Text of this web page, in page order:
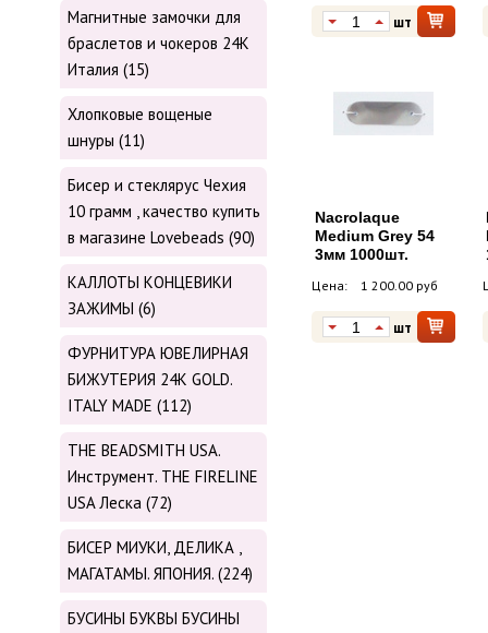
Магнитные замочки для
браслетов и чокеров 24К
Италия (15)
Хлопковые вощеные
шнуры (11)
Бисер и стеклярус Чехия
10 грамм , качество купить
в магазине Lovebeads (90)
КАЛЛОТЫ КОНЦЕВИКИ
ЗАЖИМЫ (6)
ФУРНИТУРА ЮВЕЛИРНАЯ
БИЖУТЕРИЯ 24К GOLD.
ITALY MADE (112)
THE BEADSMITH USA.
Инструмент. THE FIRELINE
USA Леска (72)
БИСЕР МИУКИ, ДЕЛИКА ,
МАГАТАМЫ. ЯПОНИЯ. (224)
БУСИНЫ БУКВЫ БУСИНЫ
шт
Nacrolaque
Medium Grey 54
3мм 1000шт.
Цена: 1 200.00 руб
шт